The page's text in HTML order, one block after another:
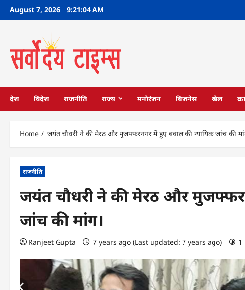
SkipAugust 7, 2026 9:21:05 AM
देश विदेश राजनीति राज्य मनोरंजन बिजनेस खेल
Home जयंत चौधरी ने की मेरठ और मुजफ्फरनगर में हुए बवाल की न्यायिक जांच की
राजनीति
जयंत चौधरी ने की मेरठ और
जांच की मांग।
Ranjeet Gupta 7 years ago (Last updated: 7 years ago) 1